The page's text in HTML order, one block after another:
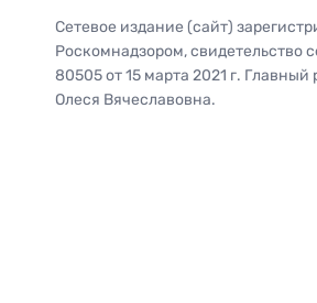
Сетевое издание (сайт)
Роскомнадзором, свидетельство
80505 от 15 марта 2021 г.
Олеся Вячеславовна.